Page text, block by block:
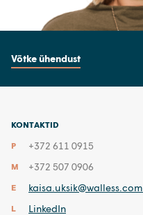
Võtke ühendust
KONTAKTID
P
+372 611 0915
M +372 507 0906
E kaisa.uksik@walless.com
L LinkedIn